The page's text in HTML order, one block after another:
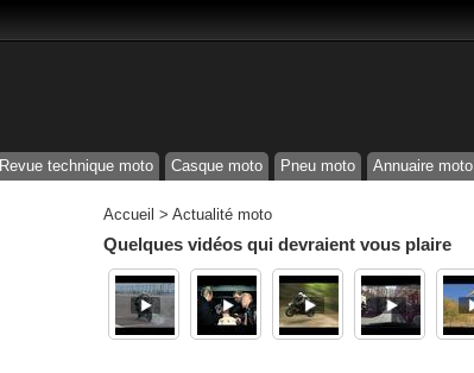
Revue technique moto Casque moto Pneu moto Annuaire moto
Accueil > Actualité moto
Quelques vidéos qui devraient vous plaire